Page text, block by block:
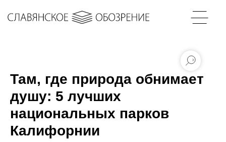
Там, где природа обнимает
душу: 5 лучших
национальных парков
Калифорнии